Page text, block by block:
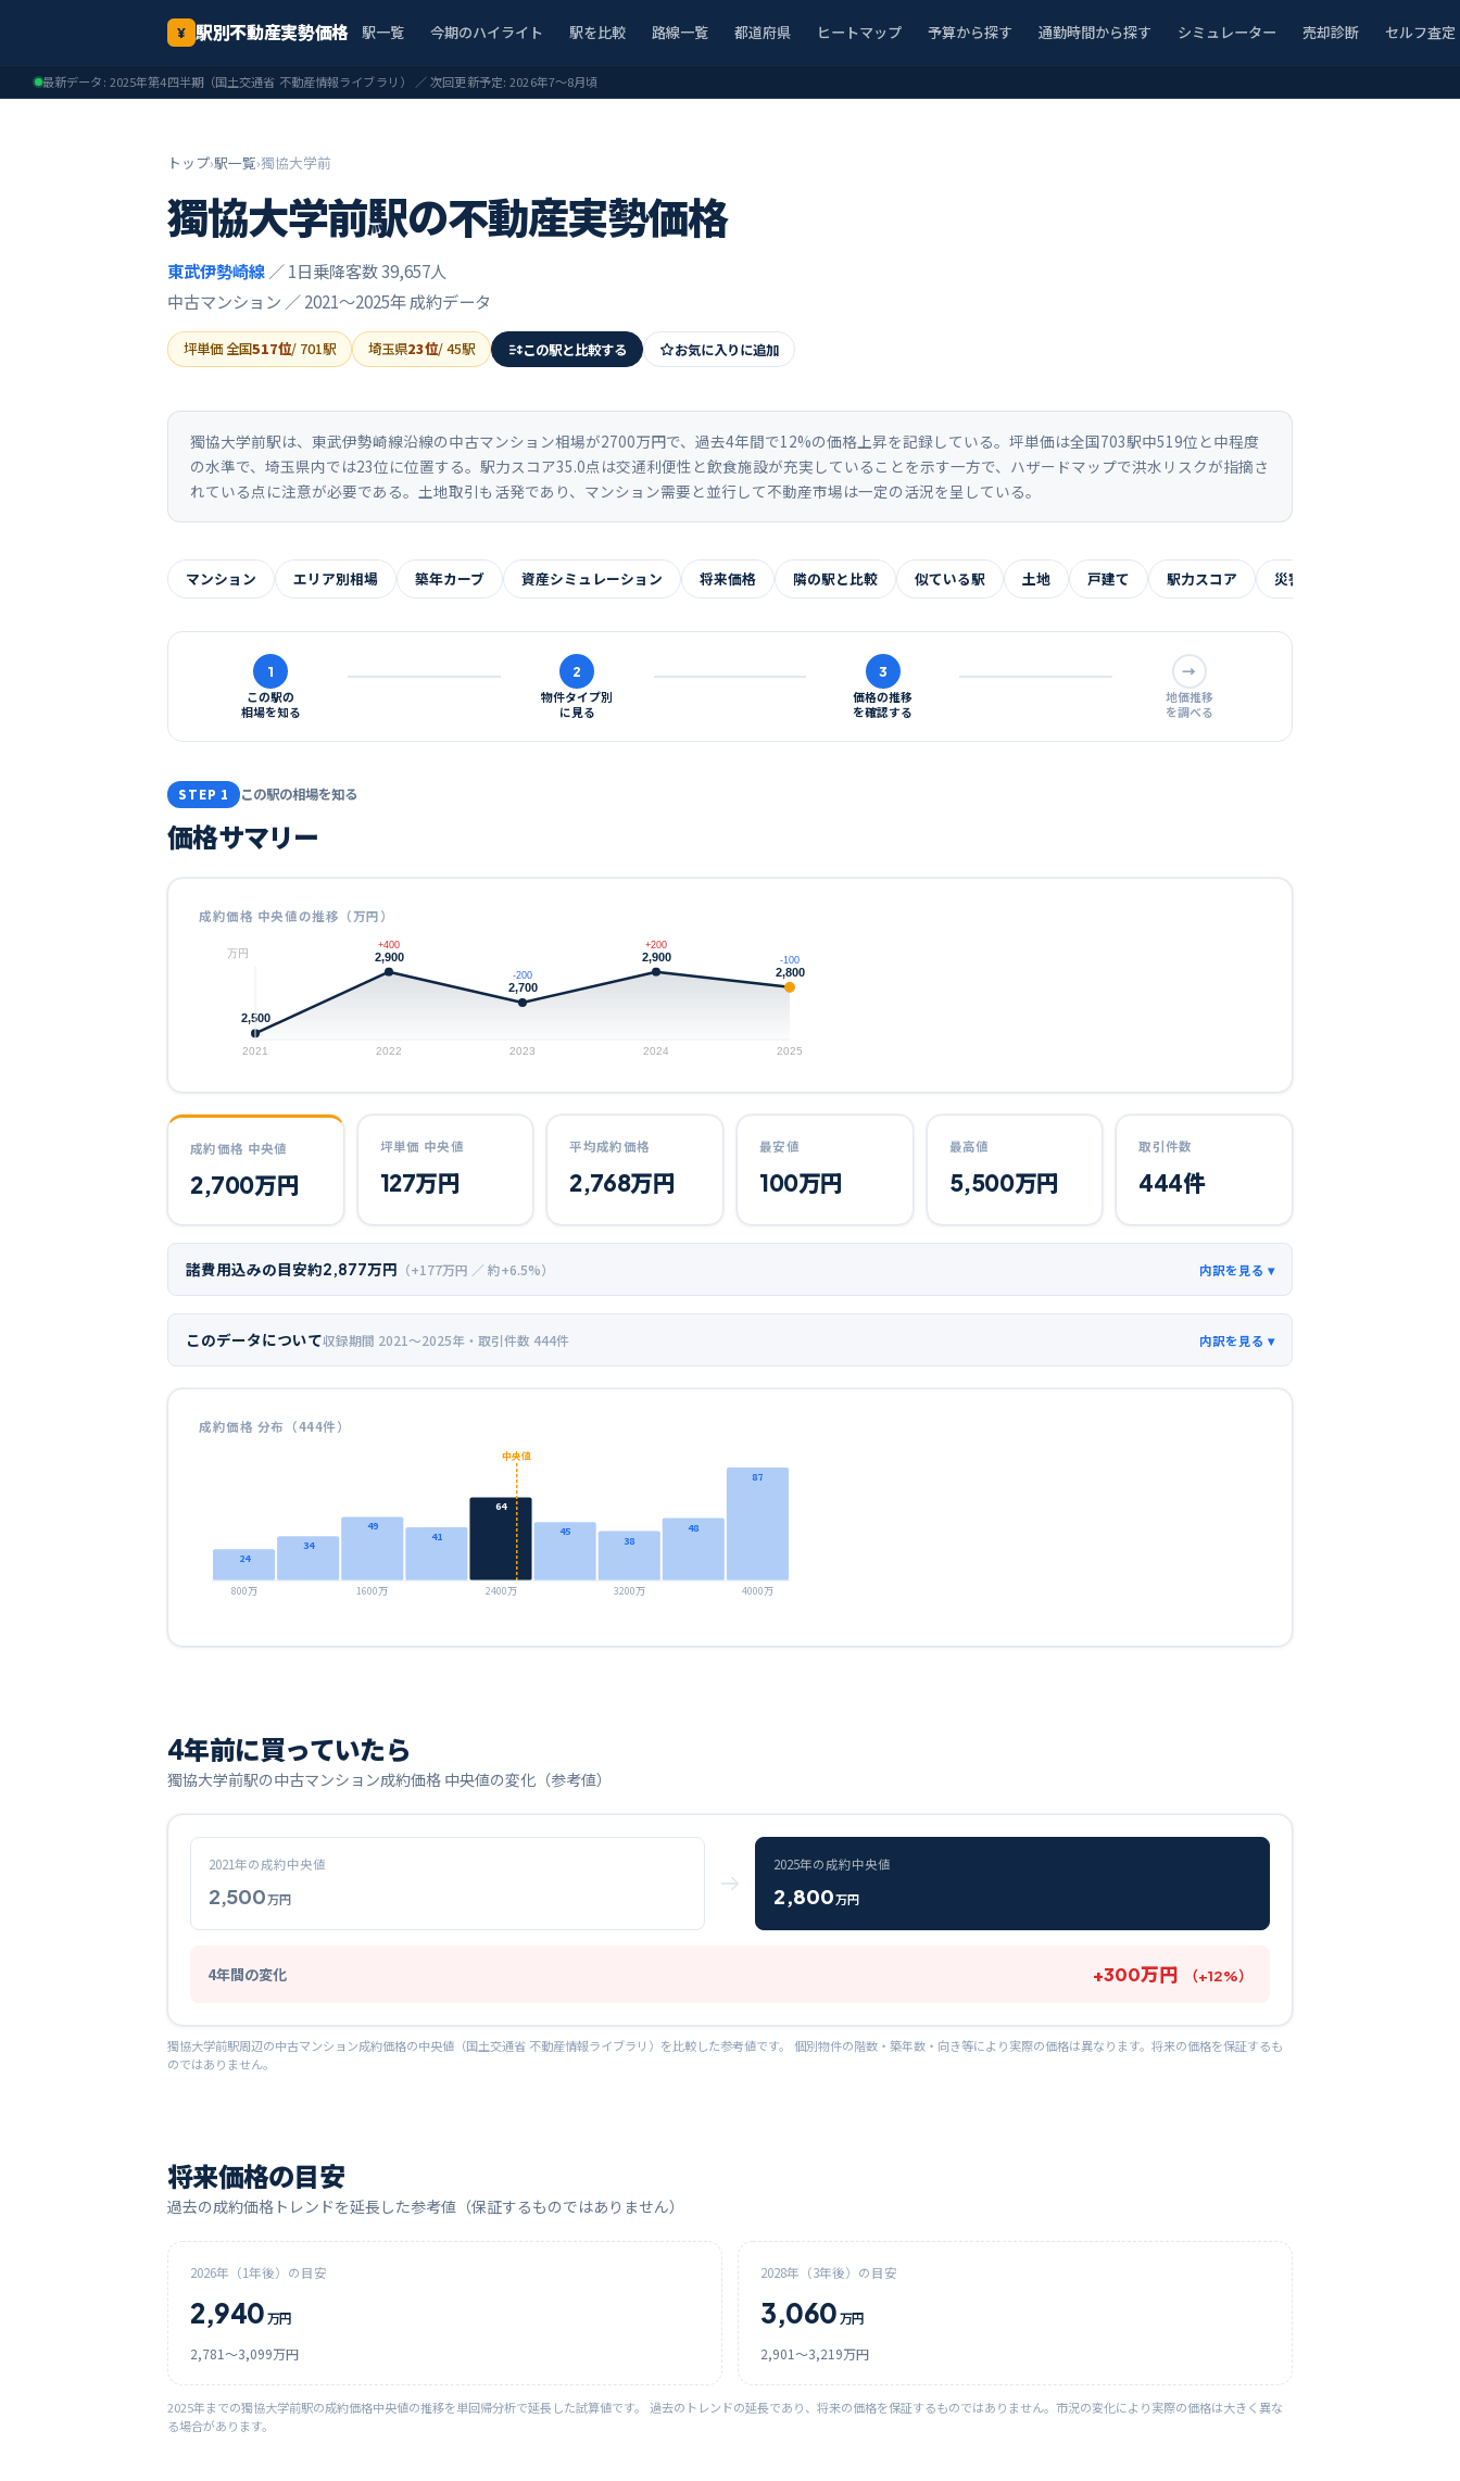
¥ 駅別不動産実勢価格 駅一覧 今期のハイライト 駅を比較 路線一覧 都道府県 ヒートマップ 予算から探す 通勤時間から探す シミュレーター 売却診断 セルフ査定
最新データ: 2025年第4四半期（国土交通省 不動産情報ライブラリ） ／ 次回更新予定:2026年7〜8月頃
トップ›駅一覧›獨協大学前
獨協大学前駅の不動産実勢価格
東武伊勢崎線 ／ 1日乗降客数 39,657人
中古マンション ／2021〜2025年成約データ
坪単価 全国517位/ 701駅 埼玉県23位/45駅 この駅と比較する お気に入りに追加
獨協大学前駅は、東武伊勢崎線沿線の中古マンション相場が2700万円で、過去4年間で12%の価格上昇を記録している。坪単価は全国703駅中519位と中程度
の水準で、埼玉県内では23位に位置する。駅力スコア35.0点は交通利便性と飲食施設が充実していることを示す一方で、ハザードマップで洪水リスクが指摘さ
れている点に注意が必要である。土地取引も活発であり、マンション需要と並行して不動産市場は一定の活況を呈している。
マンション エリア別相場 築年カーブ 資産シミュレーション 将来価格 隣の駅と比較 似ている駅 土地 戸建て 駅力スコア 災害リスク
1
この駅の
相場を知る
2
物件タイプ別
に見る
3
価格の推移
を確認する
→
地価推移
を調べる
STEP 1 この駅の相場を知る
価格サマリー
成約価格 中央値の推移（万円）
万円
2,500
2021
2,900
+400
2022
2,700
-200
2023
2,900
+200
2024
2,800
-100
2025
成約価格 中央値
2,700万円
坪単価 中央値
127万円
平均成約価格
2,768万円
最安値
100万円
最高値
5,500万円
取引件数
444件
諸費用込みの目安約2,877万円 （+177万円 ／ 約+6.5%）
このデータについて収録期間 2021〜2025年 ・取引件数 444件
成約価格 分布（444件）
24
34
49
41
64
45
38
48
87
800万 1600万 2400万 3200万 4000万
中央値
4年前に買っていたら
獨協大学前駅の中古マンション成約価格 中央値の変化（参考値）
2021年の成約中央値
2,500万円
2025年の成約中央値
2,800万円
4年間の変化 +300万円 （+12%）
獨協大学前駅周辺の中古マンション成約価格の中央値（国土交通省 不動産情報ライブラリ）を比較した参考値です。 個別物件の階数・築年数・向き等により実際の価格は異なります。将来の価格を保証するも
のではありません。
将来価格の目安
過去の成約価格トレンドを延長した参考値（保証するものではありません）
2026年（1年後）の目安
2,940 万円
2,781〜3,099万円
2028年（3年後）の目安
3,060 万円
2,901〜3,219万円
2025年までの獨協大学前駅の成約価格中央値の推移を単回帰分析で延長した試算値です。 過去のトレンドの延長であり、将来の価格を保証するものではありません。市況の変化により実際の価格は大きく異な
る場合があります。